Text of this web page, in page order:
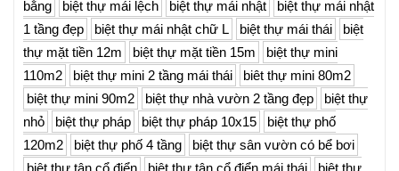
bằng
biệt thự mái lệch biệt thự mái nhật
biệt thự mái nhật
1 tầng đẹp
biệt thự mái nhật chữ L biệt thự mái thái
biệt
thự mặt tiền 12m
biệt thự mặt tiền 15m
biệt thự mini
110m2
biệt thự mini 2 tầng mái thái
biêt thự mini 80m2
biệt thự mini 90m2
biệt thự nhà vườn 2 tầng đẹp
biệt thự
nhỏ
biệt thự pháp biệt thự pháp 10x15
biệt thự phố
120m2
biệt thự phố 4 tầng
biệt thự sân vườn có bể bơi